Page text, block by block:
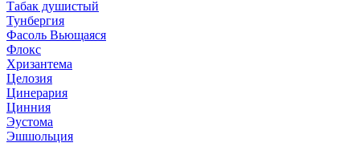
Табак душистый
Тунбергия
Фасоль Вьющаяся
Флокс
Хризантема
Целозия
Цинерария
Цинния
Эустома
Эшшольция